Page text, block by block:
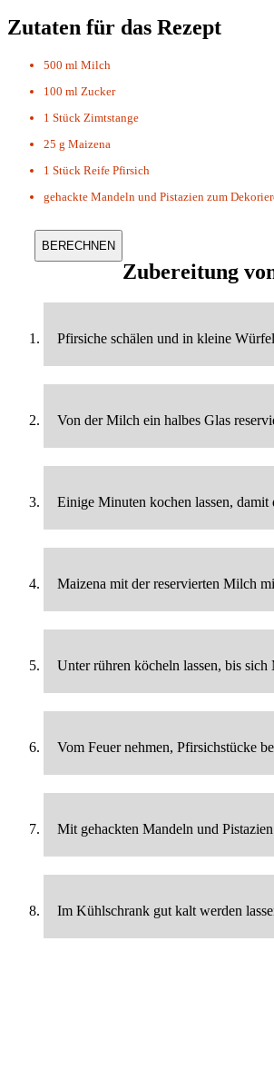
Zutaten für das Rezept
500 ml Milch
100 ml Zucker
1 Stück Zimtstange
25 g Maizena
1 Stück Reife Pfirsich
gehackte Mandeln und Pistazien zum
Zubereitung
Pfirsiche schälen und in kleine
Von der Milch ein halbes Glas
Einige Minuten kochen lassen,
Maizena mit der reservierten Milch
Unter rühren köcheln lassen, bis
Vom Feuer nehmen, Pfirsichstücke
Mit gehackten Mandeln und Pistazien
Im Kühlschrank gut kalt werden